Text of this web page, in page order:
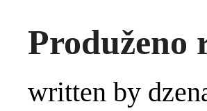
Produženo
written by